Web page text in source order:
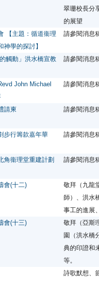
翠珊校長分
的展望
【主題：循道衞理
學的探討】
請參閱消息
觸動」洪水橋宣教
請參閱消息
John Michael
請參閱消息
請柬 請參閱消息
步行籌款嘉年華 請參閱消息
角衞理堂重建計劃
請參閱消息
會(十二)
敬拜（九龍
師）、洪水
事工的進展
會(十三)
敬拜（亞斯
園（洪水橋
典的印證和
等。
詩歌默想、